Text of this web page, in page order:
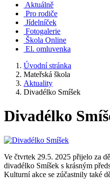
Aktuálně
Pro rodiče
Jídelníček
Fotogalerie
Škola Online
El. omluvenka
Úvodní stránka
Mateřská škola
Aktuality
Divadélko Smíšek
Divadélko
Ve čtvrtek 29.5. 2025 přijelo za
divadélko Smíšek s krásným
Kulturní akce se zúčastnily také